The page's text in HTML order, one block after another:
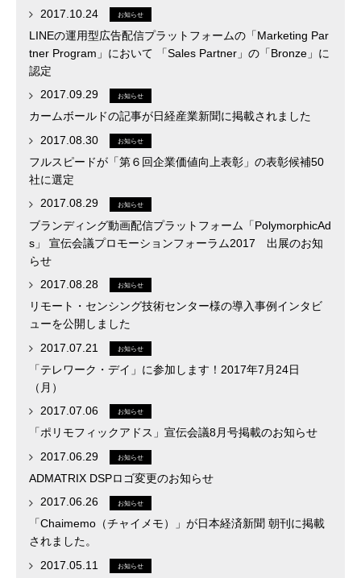
2017.10.24 お知らせ
LINEの運用型広告配信プラットフォームの「Marketing Par
tner Program」において 「Sales Partner」の「Bronze」に
認定
2017.09.29
お知らせ
カームボールドの記事が日経産業新聞に掲載されました
2017.08.30
お知らせ
フルスピードが「第６回企業価値向上表彰」の表彰候補50
社に選定
2017.08.29
お知らせ
ブランディング動画配信プラットフォーム「PolymorphicAd
s」 宣伝会議プロモーションフォーラム2017 出展のお知
らせ
2017.08.28
お知らせ
リモート・センシング技術センター様の導入事例インタビ
ューを公開しました
2017.07.21
お知らせ
「テレワーク・デイ」に参加します！2017年7月24日
（月）
2017.07.06
お知らせ
「ポリモフィックアドス」宣伝会議8月号掲載のお知らせ
2017.06.29
お知らせ
ADMATRIX DSPロゴ変更のお知らせ
2017.06.26
お知らせ
「Chaimemo（チャイメモ）」が日本経済新聞 朝刊に掲載
されました。
2017.05.11
お知らせ